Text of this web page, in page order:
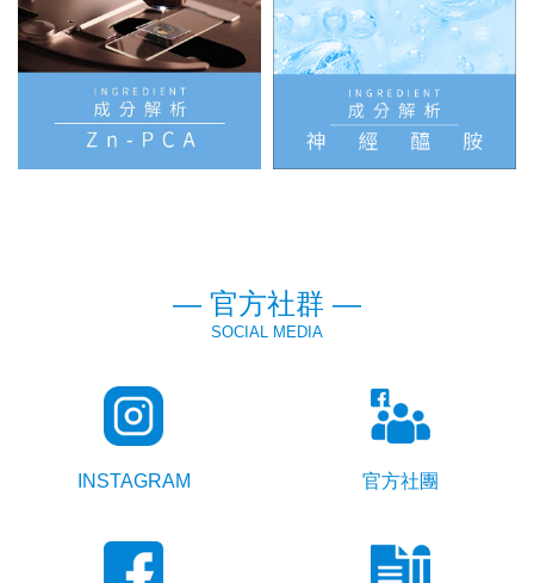
— 官方社群 —
SOCIAL MEDIA
INSTAGRAM 官方社團